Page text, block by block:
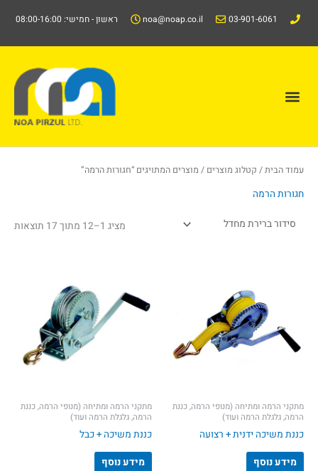
לתוכן
03-901-6061
noa@noap.co.il ראשון - חמישי: 08:00-16:00
תפריט
עמוד הבית/ קטלוג מוצרים / מוצרים המתויגים “חגורות הרמה”
חגורות הרמה
מציג 1–12 מתוך 17 תוצאות
מתקני הרמה ומתיחה (מנופי הרמה, כננת
הרמה, גלגלת הרמה ועוד)
כננת משיכה ידנית + רצועה
מידע נוסף
מתקני הרמה ומתיחה (מנופי הרמה, כננת
הרמה, גלגלת הרמה ועוד)
כננת משיכה + כבל
מידע נוסף